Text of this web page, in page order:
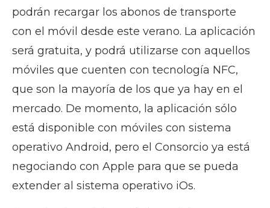
podrán recargar los abonos de transporte
con el móvil desde este verano. La aplicación
será gratuita, y podrá utilizarse con aquellos
móviles que cuenten con tecnología NFC,
que son la mayoría de los que ya hay en el
mercado. De momento, la aplicación sólo
está disponible con móviles con sistema
operativo Android, pero el Consorcio ya está
negociando con Apple para que se pueda
extender al sistema operativo iOs.